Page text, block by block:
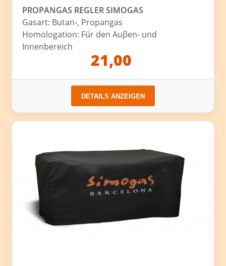
PROPANGAS REGLER SIMOGAS
Gasart: Butan-, Propangas
Homologation: Für den Auβen- und
Innenbereich
21,00
DETAILS ANZEIGEN